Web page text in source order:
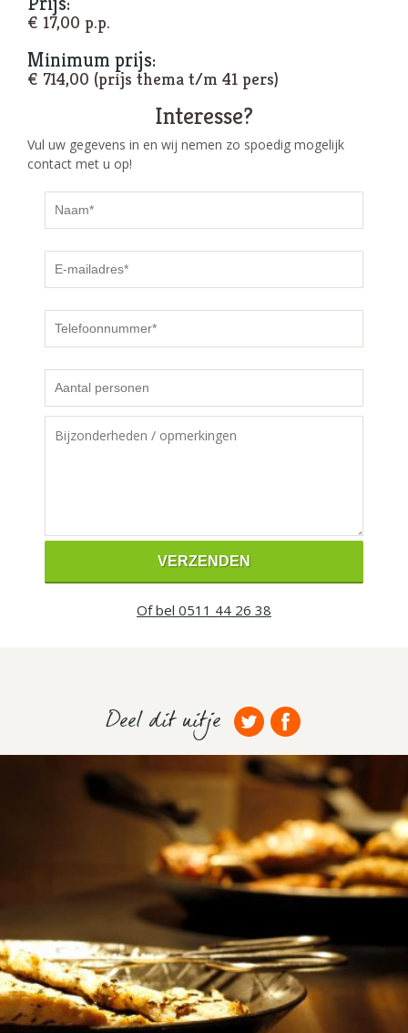
€ 17,00 p.p.
Minimum prijs:
€ 714,00 (prijs thema t/m 41 pers)
Interesse?
Vul uw gegevens in en wij nemen zo spoedig mogelijk
contact met u op!
Of bel 0511 44 26 38
Deel dit uitje